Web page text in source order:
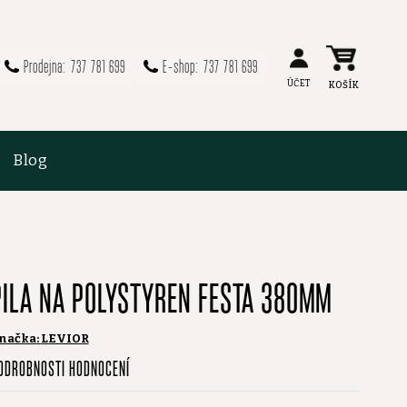
737 781 699
737 781 699
Blog
NA POLYSTYREN FESTA 380MM
HODNOCENÍ
LEVIOR